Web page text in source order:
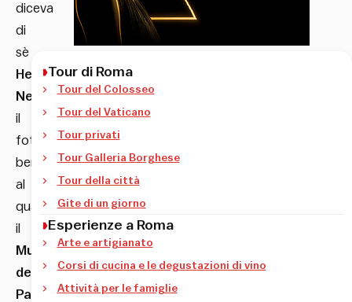
diceva
di
sè
Helmut
Newton,
il
fotografo
berlinese
al
quale
il
Museo
dell’Ara
Pacis
Tour di Roma
Tour del Colosseo
Tour del Vaticano
Tour privati
Tour Galleria Borghese
Tour della città
Gite di un giorno
Esperienze a Roma
Arte e artigianato
Corsi di cucina e le degustazioni di vino
Attività per le famiglie